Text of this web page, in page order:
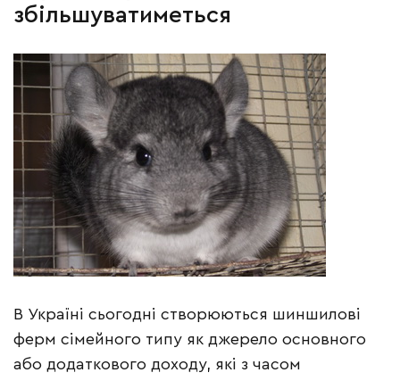
збільшуватиметься
В Україні сьогодні створюються шиншилові
ферм сімейного типу як джерело основного
або додаткового доходу, які з часом